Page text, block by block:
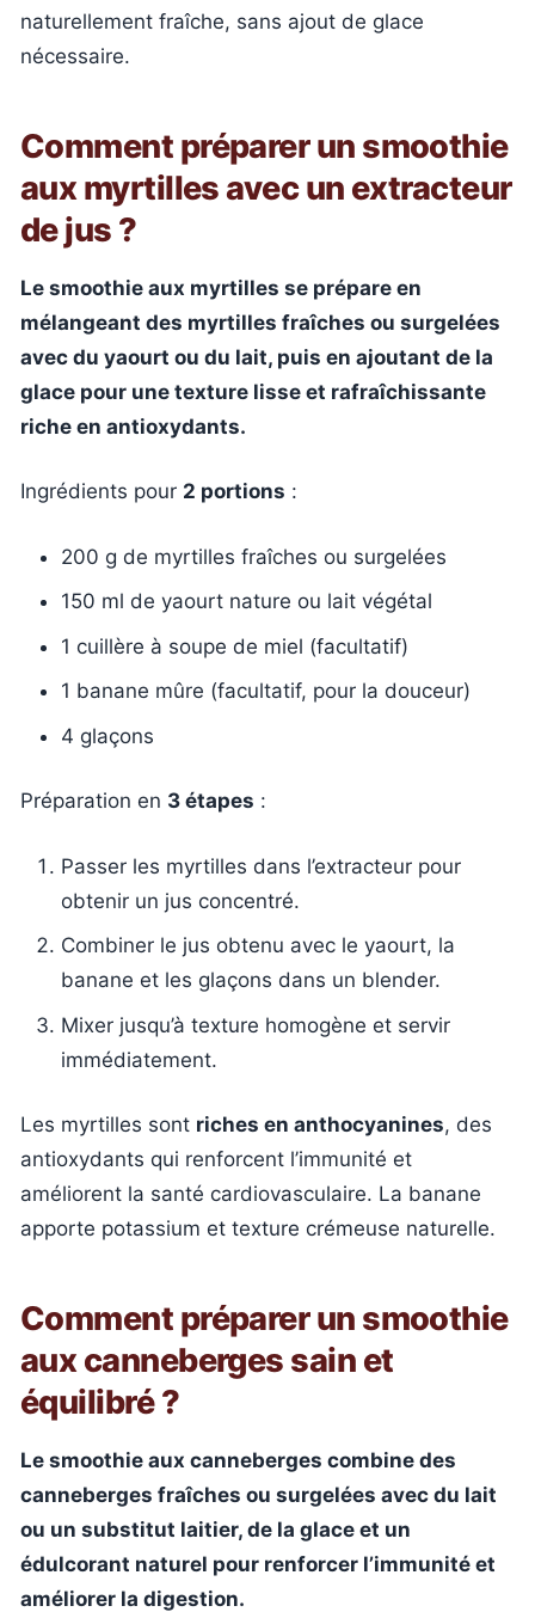
naturellement fraîche, sans ajout de glace
nécessaire.
Comment préparer un smoothie
aux myrtilles avec un extracteur
de jus ?
Le smoothie aux myrtilles se prépare en
mélangeant des myrtilles fraîches ou surgelées
avec du yaourt ou du lait, puis en ajoutant de la
glace pour une texture lisse et rafraîchissante
riche en antioxydants.
Ingrédients pour 2 portions :
200 g de myrtilles fraîches ou surgelées
150 ml de yaourt nature ou lait végétal
1 cuillère à soupe de miel (facultatif)
1 banane mûre (facultatif, pour la douceur)
4 glaçons
Préparation en 3 étapes :
Passer les myrtilles dans l’extracteur pour
obtenir un jus concentré.
Combiner le jus obtenu avec le yaourt, la
banane et les glaçons dans un blender.
Mixer jusqu’à texture homogène et servir
immédiatement.
Les myrtilles sont riches en anthocyanines, des
antioxydants qui renforcent l’immunité et
améliorent la santé cardiovasculaire. La banane
apporte potassium et texture crémeuse naturelle.
Comment préparer un smoothie
aux canneberges sain et
équilibré ?
Le smoothie aux canneberges combine des
canneberges fraîches ou surgelées avec du lait
ou un substitut laitier, de la glace et un
édulcorant naturel pour renforcer l’immunité et
améliorer la digestion.